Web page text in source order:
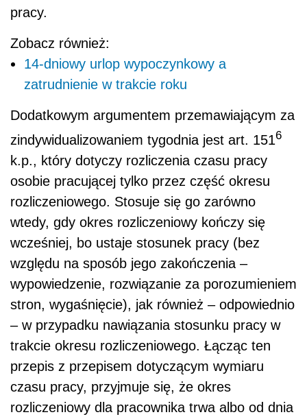
pracy.
Zobacz również:
14-dniowy urlop wypoczynkowy a
zatrudnienie w trakcie roku
Dodatkowym argumentem przemawiającym za
zindywidualizowaniem tygodnia jest art. 1516
k.p., który dotyczy rozliczenia czasu pracy
osobie pracującej tylko przez część okresu
rozliczeniowego. Stosuje się go zarówno
wtedy, gdy okres rozliczeniowy kończy się
wcześniej, bo ustaje stosunek pracy (bez
względu na sposób jego zakończenia –
wypowiedzenie, rozwiązanie za porozumieniem
stron, wygaśnięcie), jak również – odpowiednio
– w przypadku nawiązania stosunku pracy w
trakcie okresu rozliczeniowego. Łącząc ten
przepis z przepisem dotyczącym wymiaru
czasu pracy, przyjmuje się, że okres
rozliczeniowy dla pracownika trwa albo od dnia